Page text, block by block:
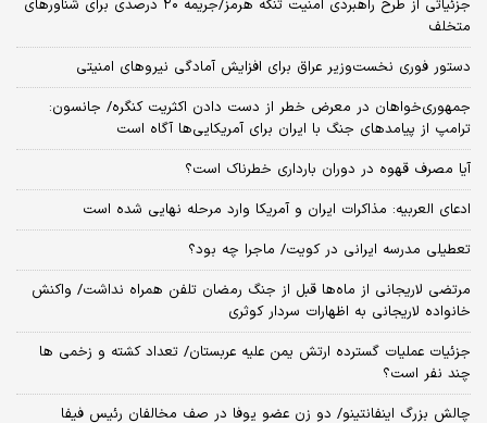
جزئیاتی از طرح راهبردی امنیت تنگه هرمز/جریمه ۲۰ درصدی برای شناورهای
متخلف
دستور فوری نخست‌وزیر عراق برای افزایش آمادگی نیروهای امنیتی
جمهوری‌خواهان در معرض خطر از دست دادن اکثریت کنگره/ جانسون:
ترامپ از پیامدهای جنگ با ایران برای آمریکایی‌ها آگاه است
آیا مصرف قهوه در دوران بارداری خطرناک است؟
ادعای العربیه: مذاکرات ایران و آمریکا وارد مرحله نهایی شده است
تعطیلی مدرسه ایرانی در کویت/ ماجرا چه بود؟
مرتضی لاریجانی از ماه‌ها قبل از جنگ رمضان تلفن همراه نداشت/ واکنش
خانواده لاریجانی به اظهارات سردار کوثری
جزئیات عملیات گسترده ارتش یمن علیه عربستان/ تعداد کشته و زخمی ها
چند نفر است؟
چالش بزرگ اینفانتینو/ دو زن عضو یوفا در صف مخالفان رئیس فیفا